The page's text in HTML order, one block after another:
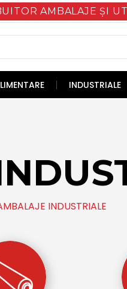
AMBALAJE ȘI
INDUSTRIALE
INDUSTRIALE